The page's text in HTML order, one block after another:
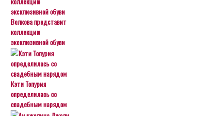
Волкова представит
коллекцию
эксклюзивной обуви
Кэти Топурия
определилась со
свадебным нарядом